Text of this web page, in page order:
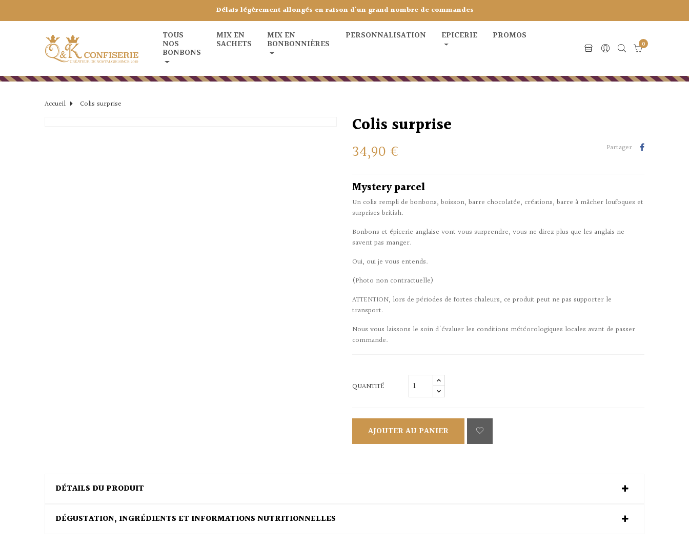
Délais légèrement allongés en raison d'un grand nombre de commandes
TOUS
NOS
BONBONS
MIX EN
SACHETS
MIX EN
BONBONNIÈRES
PERSONNALISATION EPICERIE PROMOS
0
Accueil Colis surprise
Colis surprise
34,90 €
Partager
Mystery parcel
Un colis rempli de bonbons, boisson, barre chocolatée, créations, barre à mâcher loufoques et
surprises british.
Bonbons et épicerie anglaise vont vous surprendre, vous ne direz plus que les anglais ne
savent pas manger.
Oui, oui je vous entends.
(Photo non contractuelle)
ATTENTION, lors de périodes de fortes chaleurs, ce produit peut ne pas supporter le
transport.
Nous vous laissons le soin d'évaluer les conditions météorologiques locales avant de passer
commande.
QUANTITÉ
AJOUTER AU PANIER
DÉTAILS DU PRODUIT
DÉGUSTATION, INGRÉDIENTS ET INFORMATIONS NUTRITIONNELLES